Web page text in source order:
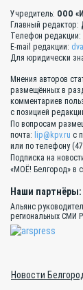
Учредитель: ООО
Главный редактор:
Телефон редакции:
E-mail редакции:
Для юридически
Мнения авторов
размещённых в
комментариев
с позицией
По вопросам
почта: lip@kpv.ru с
или по телефону
Подписка на
«МОЁ! Белгород» в
Наши партнёры:
Альянс
региональных СМИ
Новости